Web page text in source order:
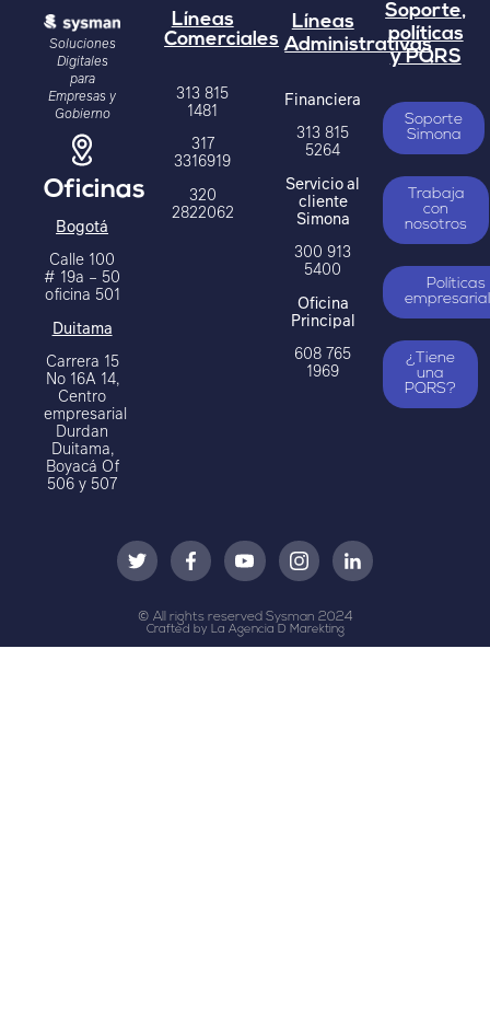
Soluciones
Digitales
para
Empresas y
Gobierno
Oficinas
Bogotá
Calle 100
# 19a – 50
oficina 501
Duitama
Carrera 15
No 16A 14,
Centro
empresarial
Durdan
Duitama,
Boyacá Of
506 y 507
Líneas
Comerciales
313 815
1481
317
3316919
320
2822062
Líneas
Administrativas
Financiera
313 815
5264
Servicio al
cliente
Simona
300 913
5400
Oficina
Principal
608 765
1969
Soporte,
políticas
y PQRS
Soporte
Simona
Trabaja
con
nosotros
Políticas
¿Tiene
una
PQRS?
© All rights reserved Sysman 2024
Crafted by La Agencia D Marekting